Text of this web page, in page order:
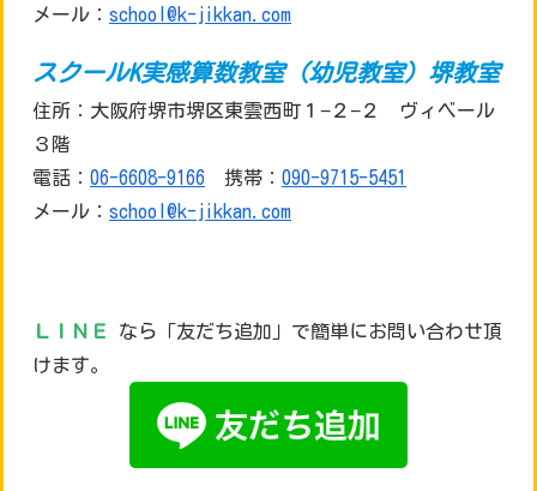
メール： school@k-jikkan.com
スクールK実感算数教室（幼児教室）堺教室
住所：大阪府堺市堺区東雲西町１−２−２ ヴィベール
３階
電話： 06-6608-9166 携帯： 090-9715-5451
メール： school@k-jikkan.com
ＬＩＮＥ
なら「友だち追加」で簡単にお問い合わせ頂
けます。